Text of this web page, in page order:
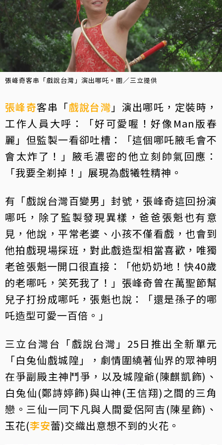
張峰奇客串「戲說台灣」演出哪吒。圖／三立提供
張峰奇客串「戲說台灣 」演出哪吒，定裝時，
工作人員大呼：「好可愛喔！好像Man版春
麗」但監製一看卻吐槽：「這個哪吒腋毛會不
會太炸了！」腋毛濃密的他立刻帥氣回應：
「我要全剃掉！」展現為戲犧牲精神。
有「戲說台灣百變男」封號，張峰奇這回扮演
哪吒，除了監製發現異樣，爸爸張魁也有意
見，他說，平常老婆、小孩不僅看戲，也會到
他拍戲現場探班，對此戲造型相當喜歡，唯獨
老爸張魁一開口很直接：「他奶奶地！快40歲
的老哪吒，笑死我了！」張峰奇曾在萬聖節幫
兒子打扮成哪吒，張魁也說：「還是孫子的哪
吒造型可愛一百倍。」
三立台灣台「戲說台灣」25日推出全新單元
「白兔仙戲城隍」，劇情圍繞著仙界的眾神明
在爭副殿主神鬥爭，以及城隍爺(陳麒凱飾)、
白兔仙(鄭詩婷飾)與山神(王信翔)之間的三角
戀。三仙一同下凡與人間愛侶阿吉(陳星飾)、
玉花(李安蕾)交織出意想不到的火花。